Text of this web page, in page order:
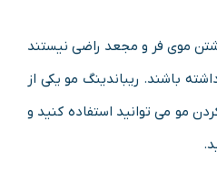
موی فر و مجعد راضی نیستند
باشند. ریباندینگ مو یکی از
مو می توانید استفاده کنید و